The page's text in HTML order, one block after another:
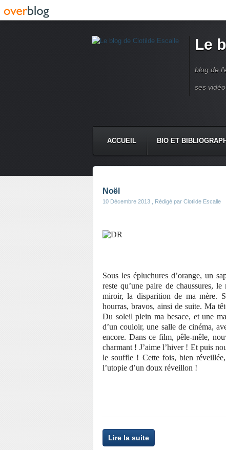
Le
blog de
ses
ACCUEIL BIO ET
Noël
10 Décembre 2013 , Rédigé par Clotilde Escalle
Sous les épluchures d’orange, un
reste qu’une paire de chaussures,
miroir, la disparition de ma mère.
hourras, bravos, ainsi de suite. Ma
Du soleil plein ma besace, et une
d’un couloir, une salle de cinéma,
encore. Dans ce film, pêle-mêle,
charmant ! J’aime l’hiver ! Et puis
le souffle ! Cette fois, bien
l’utopie d’un doux réveillon !
Lire la suite